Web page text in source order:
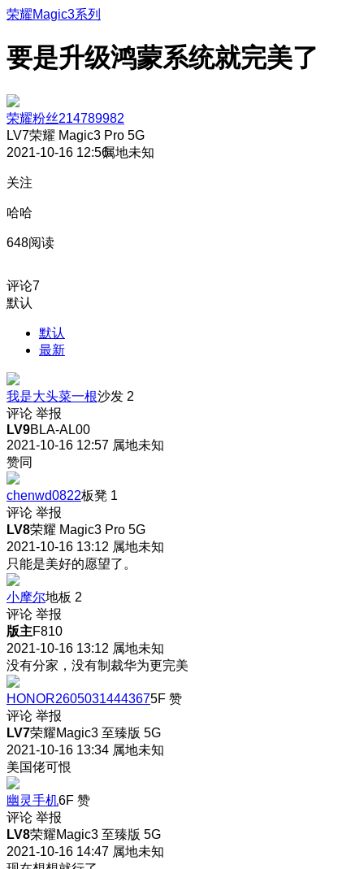
荣耀Magic3系列
要是升级鸿蒙系统就完美了
荣耀粉丝214789982
LV7荣耀 Magic3 Pro 5G
2021-10-16 12:56属地未知
关注
哈哈
648阅读
评论7
默认
默认
最新
我是大头菜一根沙发 2
评论 举报
LV9BLA-AL00
2021-10-16 12:57 属地未知
赞同
chenwd0822板凳 1
评论 举报
LV8荣耀 Magic3 Pro 5G
2021-10-16 13:12 属地未知
只能是美好的愿望了。
小摩尔地板 2
评论 举报
版主F810
2021-10-16 13:12 属地未知
没有分家，没有制裁华为更完美
HONOR26050314443675F 赞
评论 举报
LV7荣耀Magic3 至臻版 5G
2021-10-16 13:34 属地未知
美国佬可恨
幽灵手机6F 赞
评论 举报
LV8荣耀Magic3 至臻版 5G
2021-10-16 14:47 属地未知